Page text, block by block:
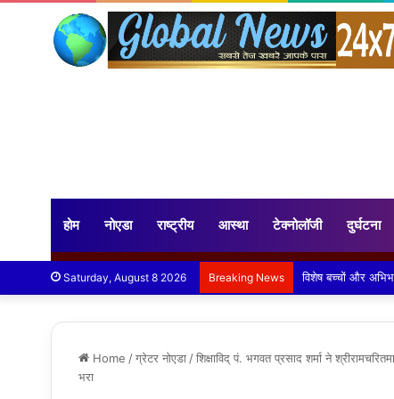
होम नोएडा राष्ट्रीय आस्था टेक्नोलॉजी दुर्घटना
Saturday, August 8 2026 Breaking News जी. डी. गोयंका
Home /ग्रेटर नोएडा /शिक्षाविद् पं. भगवत प्रसाद शर्मा ने
भरा